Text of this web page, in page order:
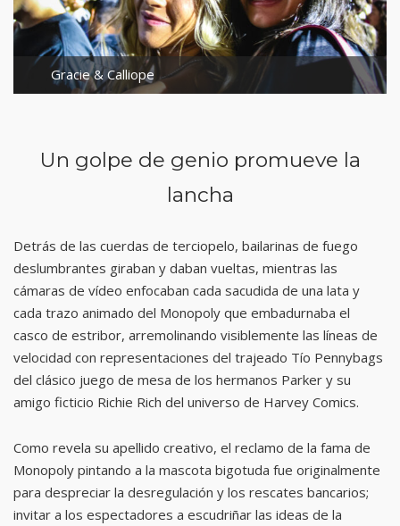
Gracie & Calliope
Un golpe de genio promueve la
lancha
Detrás de las cuerdas de terciopelo, bailarinas de fuego
deslumbrantes giraban y daban vueltas, mientras las
cámaras de vídeo enfocaban cada sacudida de una lata y
cada trazo animado del Monopoly que embadurnaba el
casco de estribor, arremolinando visiblemente las líneas de
velocidad con representaciones del trajeado Tío Pennybags
del clásico juego de mesa de los hermanos Parker y su
amigo ficticio Richie Rich del universo de Harvey Comics.
Como revela su apellido creativo, el reclamo de la fama de
Monopoly pintando a la mascota bigotuda fue originalmente
para despreciar la desregulación y los rescates bancarios;
invitar a los espectadores a escudriñar las ideas de la